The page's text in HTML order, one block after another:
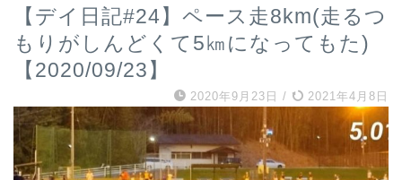
【デイ日記#24】ペース走8km(走るつ
もりがしんどくて5㎞になってもた)
【2020/09/23】
2020年9月23日 / 2021年4月8日